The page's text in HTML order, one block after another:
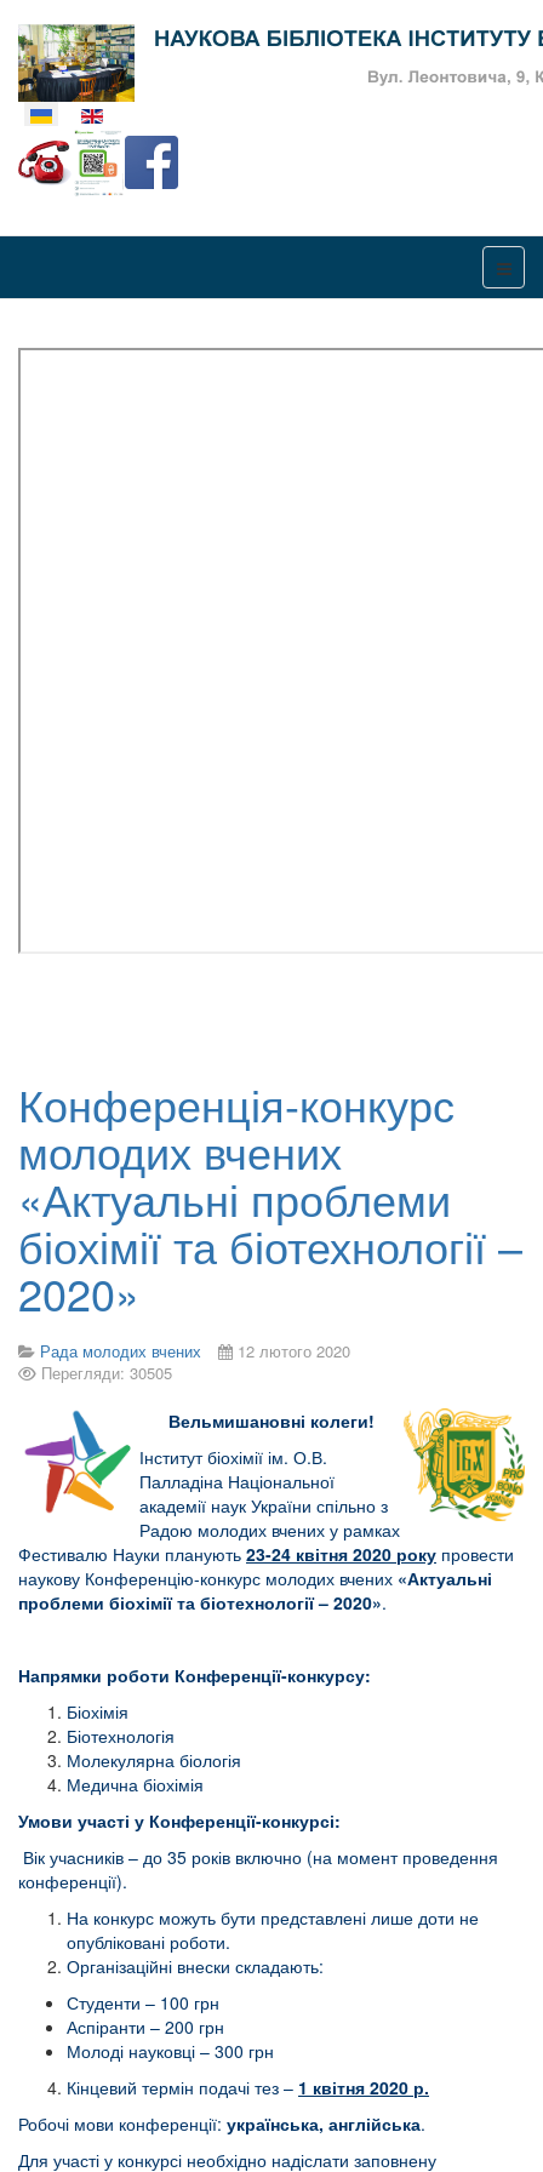
Оберіть свою мову
Конференція-конкурс
молодих вчених
«Актуальні проблеми
біохімії та біотехнології –
2020»
Рада молодих вчених
12 лютого 2020
Перегляди: 30505
Вельмишановні колеги!
Інститут біохімії ім. О.В.
Палладіна Національної
академії наук України спільно з
Радою молодих вчених у рамках
Фестивалю Науки планують 23-24 квітня 2020 року провести
наукову Конференцію-конкурс молодих вчених «Актуальні
проблеми біохімії та біотехнології – 2020».
Напрямки роботи Конференції-конкурсу:
Біохімія
Біотехнологія
Молекулярна біологія
Медична біохімія
Умови участі у Конференції-конкурсі:
Вік учасників – до 35 років включно (на момент проведення
конференції).
На конкурс можуть бути представлені лише доти не
опубліковані роботи.
Організаційні внески складають:
Студенти – 100 грн
Аспіранти – 200 грн
Молоді науковці – 300 грн
Кінцевий термін подачі тез – 1 квітня 2020 р.
Робочі мови конференції: українська, англійська.
Для участі у конкурсі необхідно надіслати заповнену